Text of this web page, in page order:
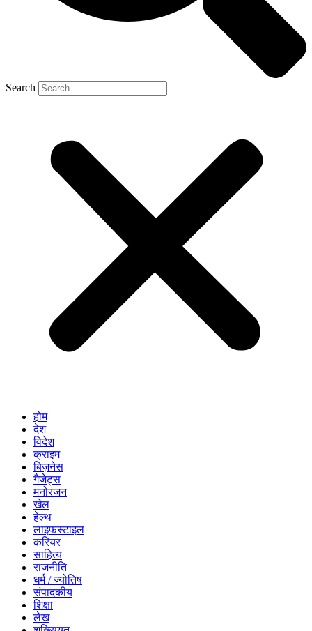
Search
होम
देश
विदेश
क्राइम
बिज़नेस
गैजेट्स
मनोरंजन
खेल
हेल्थ
लाइफस्टाइल
करियर
साहित्य
राजनीति
धर्म / ज्योतिष
संपादकीय
शिक्षा
लेख